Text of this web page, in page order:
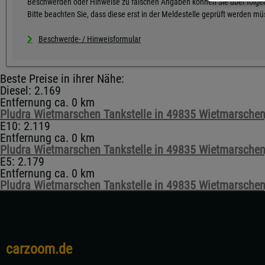
Bitte beachten Sie, dass diese erst in der Meldestelle geprüft werden
Beschwerde- / Hinweisformular
Beste Preise in ihrer Nähe:
Diesel: 2.169
Entfernung ca. 0 km
Pludra Wietmarschen Tankstelle in 49835
E10: 2.119
Entfernung ca. 0 km
Pludra Wietmarschen Tankstelle in 49835
E5: 2.179
Entfernung ca. 0 km
Pludra Wietmarschen Tankstelle in 49835
carzoom.de